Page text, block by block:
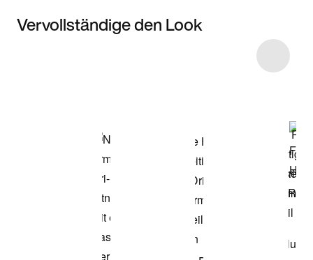
Vervollständige den Look